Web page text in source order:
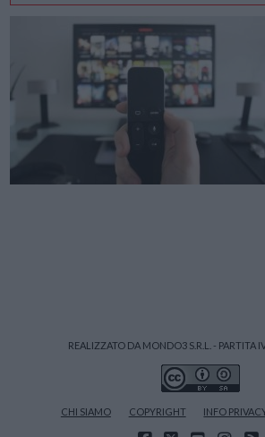
REALIZZATO DA MONDO3 S.R.L. - PARTITA
CHI SIAMO COPYRIGHT INFO